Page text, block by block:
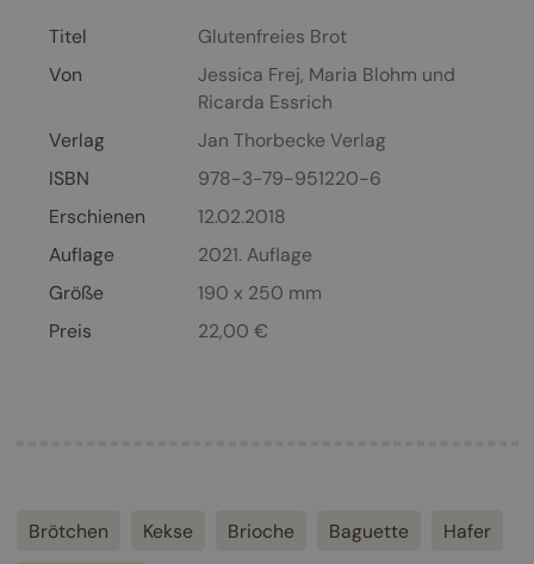
Titel
Glutenfreies Brot
Von
Jessica Frej, Maria Blohm und
Ricarda Essrich
Verlag
Jan Thorbecke Verlag
ISBN
978-3-79-951220-6
Erschienen
12.02.2018
Auflage
2021. Auflage
Größe
190 x 250 mm
Preis
22,00 €
Brötchen Kekse Brioche Baguette Hafer